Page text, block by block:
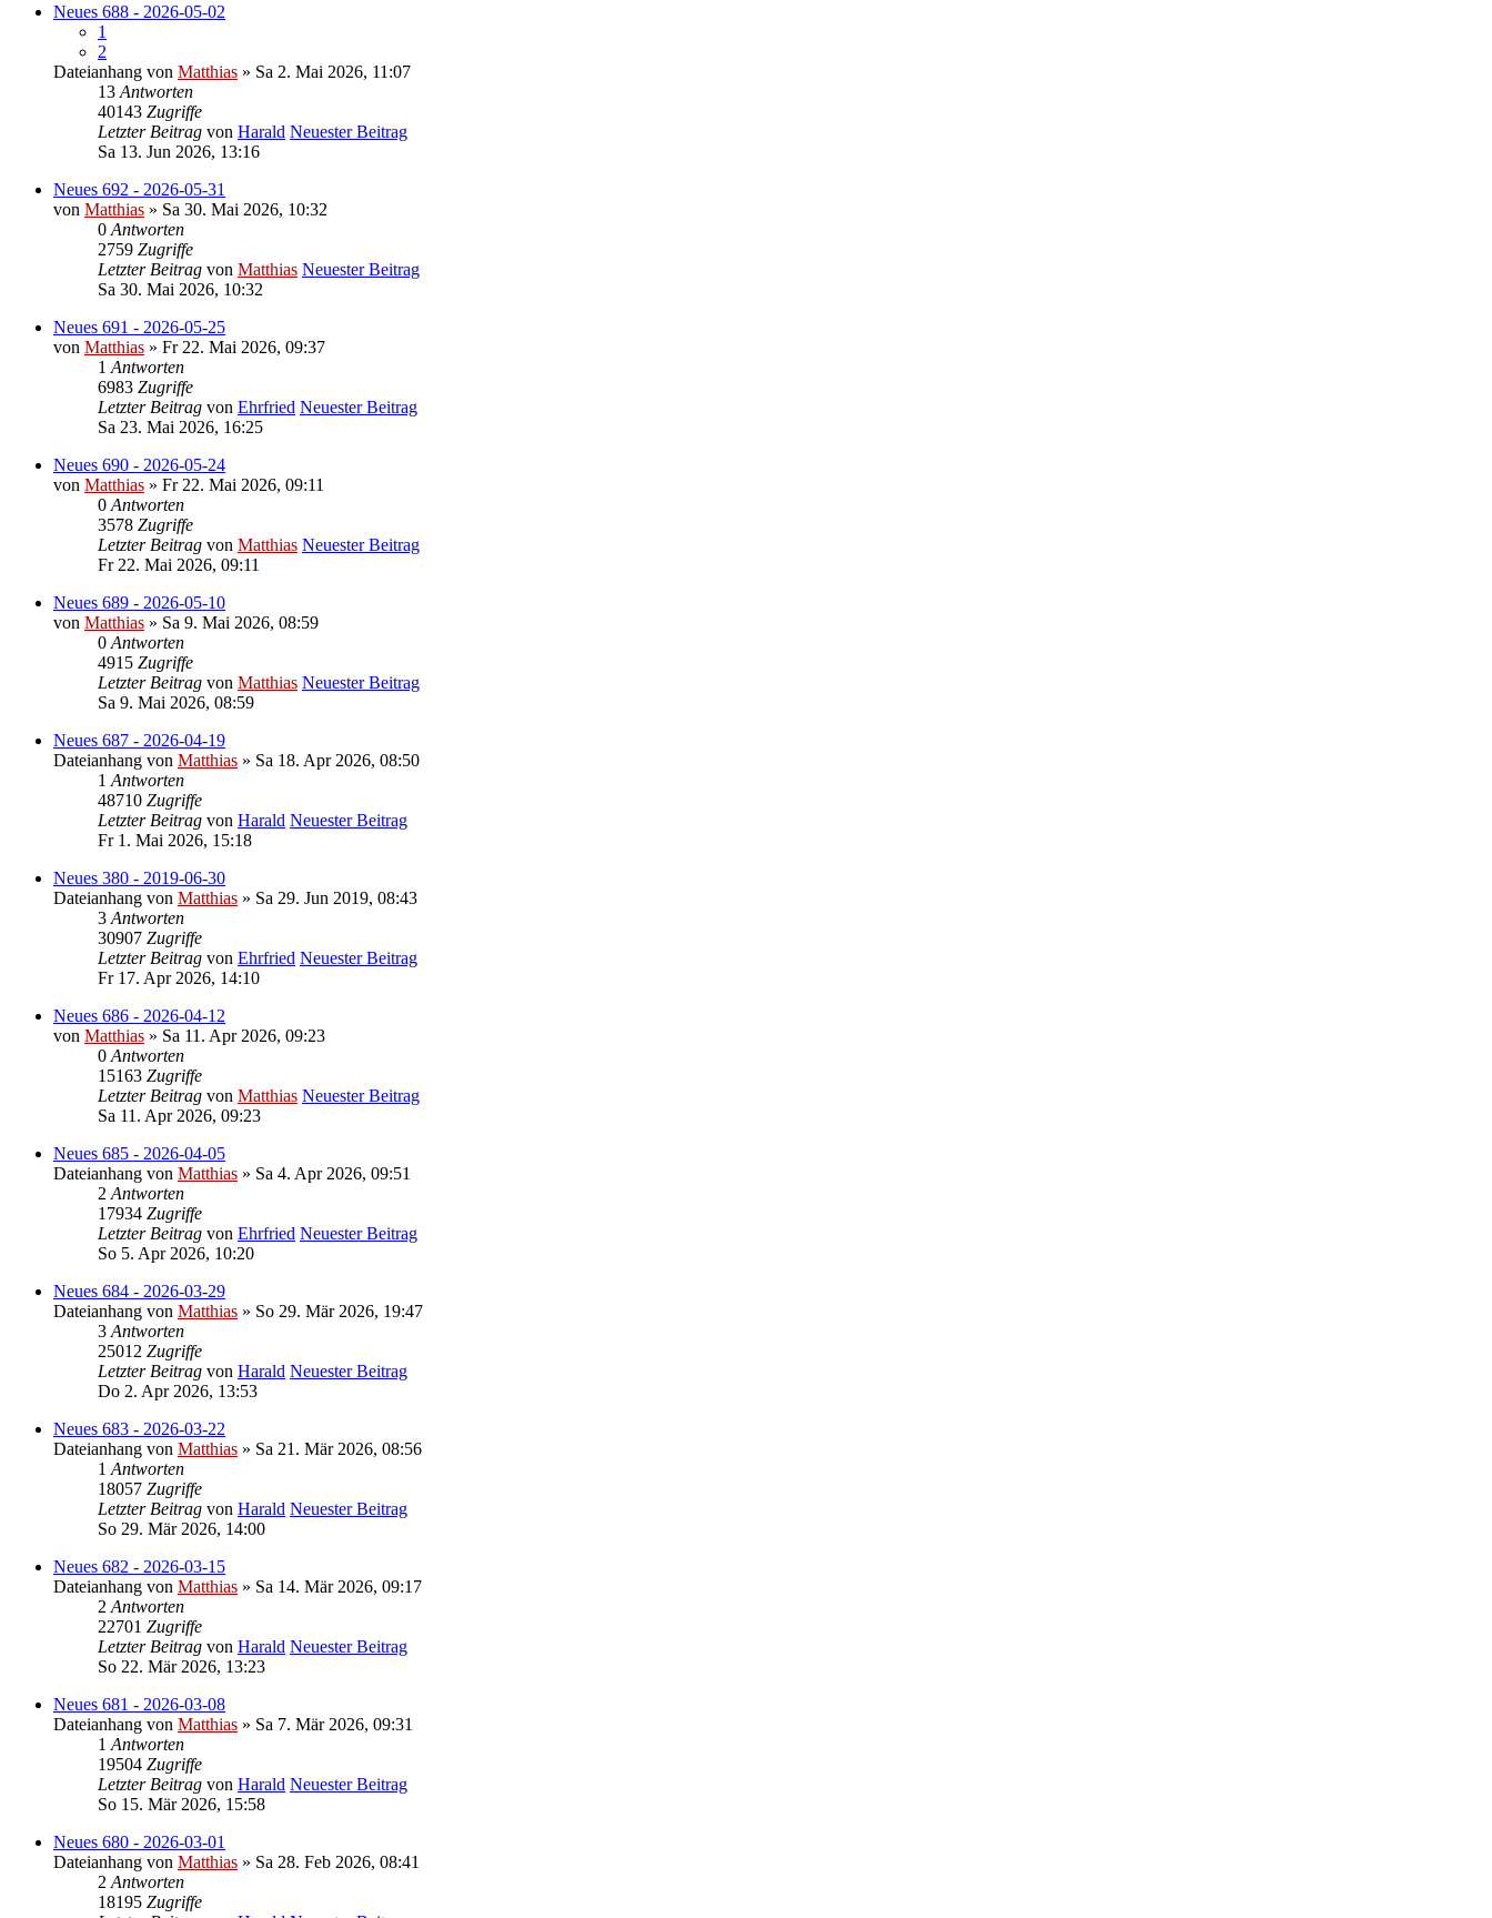
Neues 688 - 2026-05-02
1
2
Dateianhang von Matthias » Sa 2. Mai 2026, 11:07
13 Antworten
40143 Zugriffe
Letzter Beitrag von Harald Neuester Beitrag
Sa 13. Jun 2026, 13:16
Neues 692 - 2026-05-31
von Matthias » Sa 30. Mai 2026, 10:32
0 Antworten
2759 Zugriffe
Letzter Beitrag von Matthias Neuester Beitrag
Sa 30. Mai 2026, 10:32
Neues 691 - 2026-05-25
von Matthias » Fr 22. Mai 2026, 09:37
1 Antworten
6983 Zugriffe
Letzter Beitrag von Ehrfried Neuester Beitrag
Sa 23. Mai 2026, 16:25
Neues 690 - 2026-05-24
von Matthias » Fr 22. Mai 2026, 09:11
0 Antworten
3578 Zugriffe
Letzter Beitrag von Matthias Neuester Beitrag
Fr 22. Mai 2026, 09:11
Neues 689 - 2026-05-10
von Matthias » Sa 9. Mai 2026, 08:59
0 Antworten
4915 Zugriffe
Letzter Beitrag von Matthias Neuester Beitrag
Sa 9. Mai 2026, 08:59
Neues 687 - 2026-04-19
Dateianhang von Matthias » Sa 18. Apr 2026, 08:50
1 Antworten
48710 Zugriffe
Letzter Beitrag von Harald Neuester Beitrag
Fr 1. Mai 2026, 15:18
Neues 380 - 2019-06-30
Dateianhang von Matthias » Sa 29. Jun 2019, 08:43
3 Antworten
30907 Zugriffe
Letzter Beitrag von Ehrfried Neuester Beitrag
Fr 17. Apr 2026, 14:10
Neues 686 - 2026-04-12
von Matthias » Sa 11. Apr 2026, 09:23
0 Antworten
15163 Zugriffe
Letzter Beitrag von Matthias Neuester Beitrag
Sa 11. Apr 2026, 09:23
Neues 685 - 2026-04-05
Dateianhang von Matthias » Sa 4. Apr 2026, 09:51
2 Antworten
17934 Zugriffe
Letzter Beitrag von Ehrfried Neuester Beitrag
So 5. Apr 2026, 10:20
Neues 684 - 2026-03-29
Dateianhang von Matthias » So 29. Mär 2026, 19:47
3 Antworten
25012 Zugriffe
Letzter Beitrag von Harald Neuester Beitrag
Do 2. Apr 2026, 13:53
Neues 683 - 2026-03-22
Dateianhang von Matthias » Sa 21. Mär 2026, 08:56
1 Antworten
18057 Zugriffe
Letzter Beitrag von Harald Neuester Beitrag
So 29. Mär 2026, 14:00
Neues 682 - 2026-03-15
Dateianhang von Matthias » Sa 14. Mär 2026, 09:17
2 Antworten
22701 Zugriffe
Letzter Beitrag von Harald Neuester Beitrag
So 22. Mär 2026, 13:23
Neues 681 - 2026-03-08
Dateianhang von Matthias » Sa 7. Mär 2026, 09:31
1 Antworten
19504 Zugriffe
Letzter Beitrag von Harald Neuester Beitrag
So 15. Mär 2026, 15:58
Neues 680 - 2026-03-01
Dateianhang von Matthias » Sa 28. Feb 2026, 08:41
2 Antworten
18195 Zugriffe